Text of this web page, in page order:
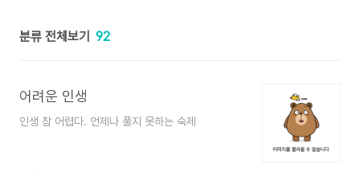
분류 전체보기 92
어려운 인생
인생 참 어렵다. 언제나 풀지 못하는 숙제